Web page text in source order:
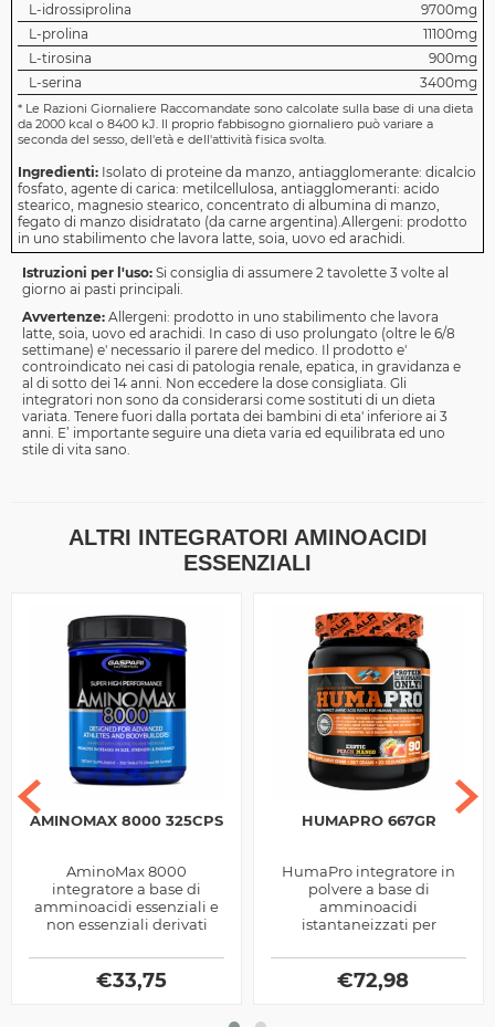
L-idrossiprolina
9700mg
L-prolina
11100mg
L-tirosina
900mg
L-serina
3400mg
* Le Razioni Giornaliere Raccomandate sono calcolate sulla base di una dieta
da 2000 kcal o 8400 kJ. Il proprio fabbisogno giornaliero può variare a
seconda del sesso, dell'età e dell'attività fisica svolta.
Ingredienti: Isolato di proteine da manzo, antiagglomerante: dicalcio
fosfato, agente di carica: metilcellulosa, antiagglomeranti: acido
stearico, magnesio stearico, concentrato di albumina di manzo,
fegato di manzo disidratato (da carne argentina).Allergeni: prodotto
in uno stabilimento che lavora latte, soia, uovo ed arachidi.
Istruzioni per l'uso: Si consiglia di assumere 2 tavolette 3 volte al
giorno ai pasti principali.
Avvertenze: Allergeni: prodotto in uno stabilimento che lavora
latte, soia, uovo ed arachidi. In caso di uso prolungato (oltre le 6/8
settimane) e' necessario il parere del medico. Il prodotto e'
controindicato nei casi di patologia renale, epatica, in gravidanza e
al di sotto dei 14 anni. Non eccedere la dose consigliata. Gli
integratori non sono da considerarsi come sostituti di un dieta
variata. Tenere fuori dalla portata dei bambini di eta' inferiore ai 3
anni. E’ importante seguire una dieta varia ed equilibrata ed uno
stile di vita sano.
ALTRI INTEGRATORI AMINOACIDI
ESSENZIALI
AMINOMAX 8000 325CPS
AminoMax 8000
integratore a base di
amminoacidi essenziali e
non essenziali derivati
latte e Caseine, prodotto
dalla Gaspari...
€33,75
HUMAPRO 667GR
HumaPro integratore in
polvere a base di
amminoacidi
istantaneizzati per
muscolare prodotti dalla
Alri
€72,98